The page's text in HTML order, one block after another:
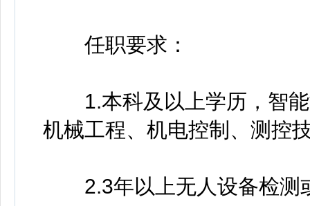
任职要求：
1.本科及以上学历，智能
机械工程、机电控制、测控
2.3年以上无人设备检测